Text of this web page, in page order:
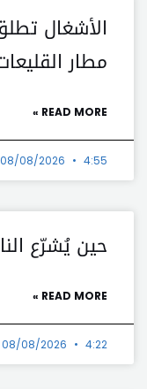
الأشغال
مطار
READ MORE »
08/08/2026 4:55 م
حين يُشرّع
READ MORE »
08/08/2026 4:22 م